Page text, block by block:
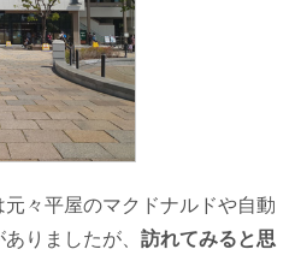
々平屋のマクドナルドや自動
りましたが、 訪れてみると思